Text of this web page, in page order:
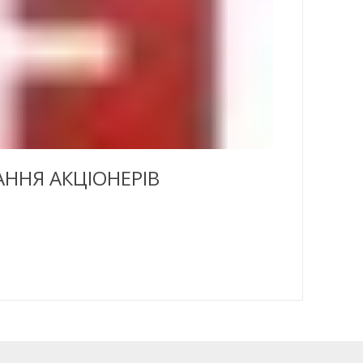
АКЦІОНЕРІВ